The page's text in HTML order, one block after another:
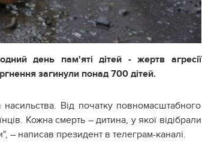
день пам'яті дітей - жертв агресії
загинули понад 700 дітей.
Від початку повномасштабного
Кожна смерть – дитина, у якої відібрали
– написав президент в телеграм-каналі.